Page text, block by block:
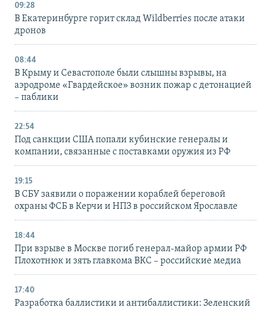
09:28
В Екатеринбурге горит склад Wildberries после атаки
дронов
08:44
В Крыму и Севастополе были слышны взрывы, на
аэродроме «Гвардейское» возник пожар с детонацией
– паблики
22:54
Под санкции США попали кубинские генералы и
компании, связанные с поставками оружия из РФ
19:15
В СБУ заявили о поражении кораблей береговой
охраны ФСБ в Керчи и НПЗ в российском Ярославле
18:44
При взрыве в Москве погиб генерал-майор армии РФ
Плохотнюк и зять главкома ВКС – российские медиа
17:40
Разработка баллистики и антибаллистики: Зеленский